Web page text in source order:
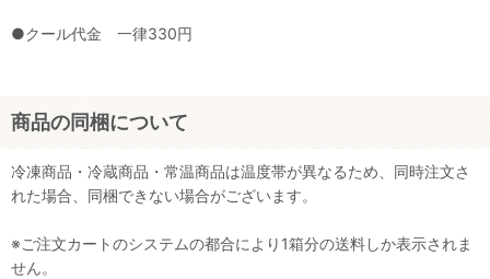
●クール代金 一律330円
商品の同梱について
冷凍商品・冷蔵商品・常温商品は温度帯が異なるため、同時注文さ
れた場合、同梱できない場合がございます。
※ご注文カートのシステムの都合により1箱分の送料しか表示されま
せん。